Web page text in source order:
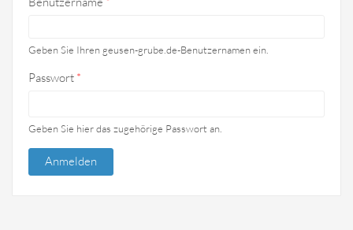
Geben Sie Ihren geusen-grube.de-Benutzernamen ein.
Passwort *
Geben Sie hier das zugehörige Passwort an.